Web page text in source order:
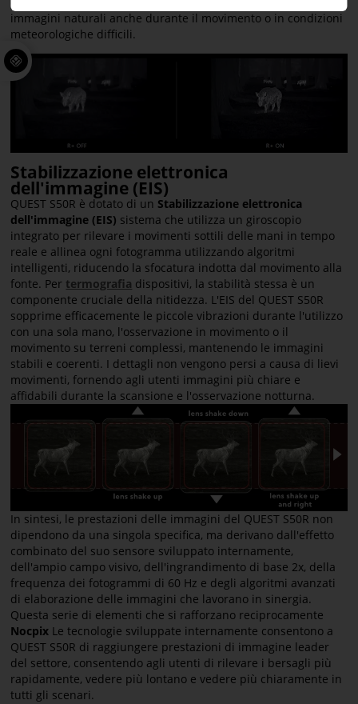
immagini naturali anche durante il movimento o in condizioni
meteorologiche difficili.
Stabilizzazione elettronica
dell'immagine (EIS)
QUEST S50R è dotato di un Stabilizzazione elettronica
dell'immagine (EIS) sistema che utilizza un giroscopio
integrato per rilevare i movimenti sottili delle mani in tempo
reale e allinea ogni fotogramma utilizzando algoritmi
intelligenti, riducendo la sfocatura indotta dal movimento alla
fonte. Per termografia dispositivi, la stabilità stessa è un
componente cruciale della nitidezza. L'EIS del QUEST S50R
sopprime efficacemente le piccole vibrazioni durante l'utilizzo
con una sola mano, l'osservazione in movimento o il
movimento su terreni complessi, mantenendo le immagini
stabili e coerenti. I dettagli non vengono persi a causa di lievi
movimenti, fornendo agli utenti immagini più chiare e
affidabili durante la scansione e l'osservazione notturna.
In sintesi, le prestazioni delle immagini del QUEST S50R non
dipendono da una singola specifica, ma derivano dall'effetto
combinato del suo sensore sviluppato internamente,
dell'ampio campo visivo, dell'ingrandimento di base 2x, della
frequenza dei fotogrammi di 60 Hz e degli algoritmi avanzati
di elaborazione delle immagini che lavorano in sinergia.
Questa serie di elementi che si rafforzano reciprocamente
Nocpix Le tecnologie sviluppate internamente consentono a
QUEST S50R di raggiungere prestazioni di immagine leader
del settore, consentendo agli utenti di rilevare i bersagli più
rapidamente, vedere più lontano e vedere più chiaramente in
tutti gli scenari.